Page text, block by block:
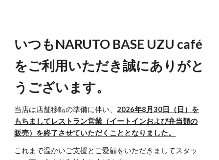
いつもNARUTO BASE UZU café
をご利用いただき誠にありがと
うございます。
当店は店舗移転の準備に伴い、 2026年8月30日（日）を
もちましてレストラン営業（イートインおよび弁当類の
販売）を終了させていただくこととなりました。
これまで温かいご支援とご愛顧をいただきましてスタッ